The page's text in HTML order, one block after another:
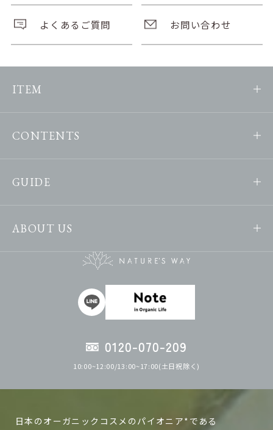
よくあるご質問 お問い合わせ
ITEM
CONTENTS
GUIDE
ABOUT US
0120-070-209
10:00~12:00/13:00~17:00(土日祝除く)
日本のオーガニックコスメのパイオニア*である